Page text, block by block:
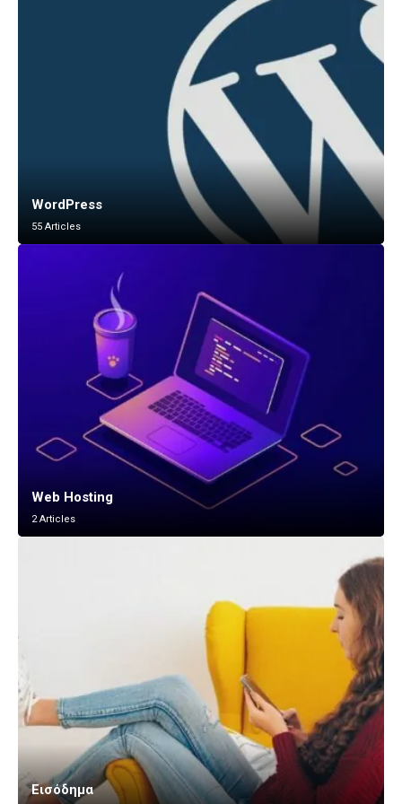
WordPress
55 Articles
Web Hosting
2 Articles
Εισόδημα